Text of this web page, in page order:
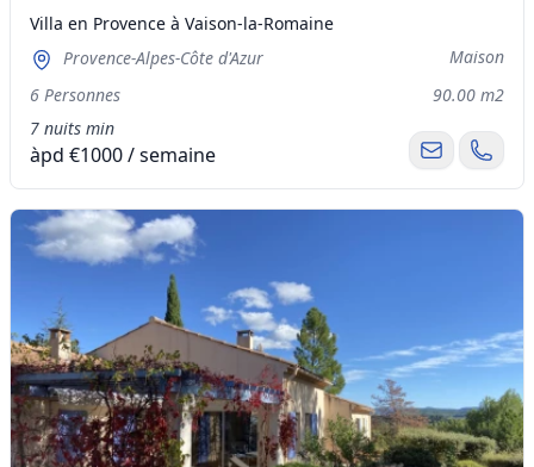
Villa en Provence à Vaison-la-Romaine
Provence-Alpes-Côte d'Azur
Maison
6 Personnes
90.00 m2
7 nuits min
àpd €1000 / semaine